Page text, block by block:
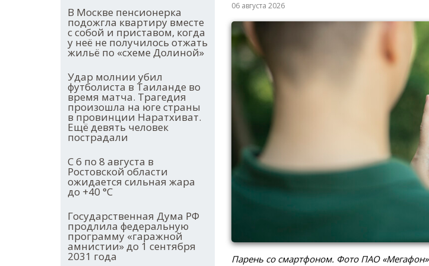
В Москве пенсионерка
подожгла квартиру вместе
с собой и приставом, когда
у неё не получилось отжать
жильё по «схеме Долиной»
Удар молнии убил
футболиста в Таиланде во
время матча. Трагедия
произошла на юге страны
в провинции Наратхиват.
Ещё девять человек
пострадали
С 6 по 8 августа в
Ростовской области
ожидается сильная жара
до +40 °С
Государственная Дума РФ
продлила федеральную
программу «гаражной
амнистии» до 1 сентября
2031 года
06 августа 2026
Парень со смартфоном. Фото ПАО «Мегафон»